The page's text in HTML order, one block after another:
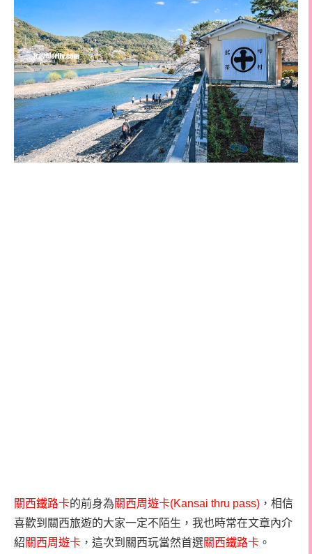
關西鐵路卡的前身為關西周遊卡(Kansai thru pass) ，相信
喜歡到關西旅遊的大家一定不陌生，我也時常在文章內介
紹關西周遊卡 ，這次到關西玩當然首選關西鐵路卡 。